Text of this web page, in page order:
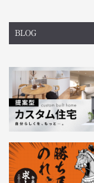
BLOG